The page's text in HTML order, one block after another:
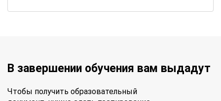
В завершении обучения вам выдадут
Чтобы получить образовательный